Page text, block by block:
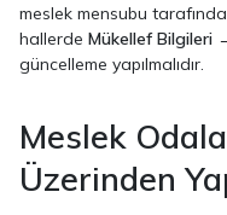
meslek mensubu
hallerde Mükellef Bilgileri
güncelleme yapılmalıdır.
Meslek
Üzerinden